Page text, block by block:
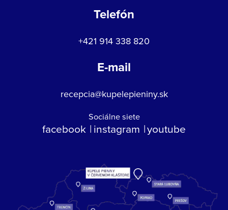
Telefón
+421 914 338 820
E-mail
recepcia@kupelepieniny.sk
Sociálne siete
facebook instagram youtube